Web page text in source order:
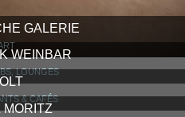
GALERIE
WEINBAR
LOUNGES
& CAFÉS
MORITZ